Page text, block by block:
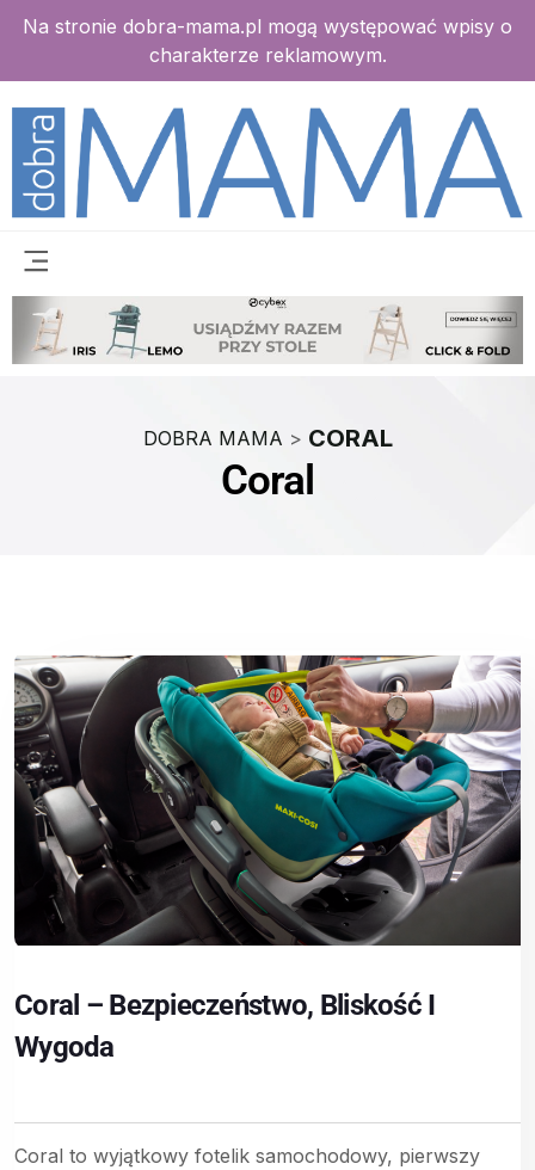
Na stronie dobra-mama.pl mogą występować wpisy o
charakterze reklamowym.
DOBRA MAMA > CORAL
Coral
Coral – Bezpieczeństwo, Bliskość I
Wygoda
Coral to wyjątkowy fotelik samochodowy, pierwszy